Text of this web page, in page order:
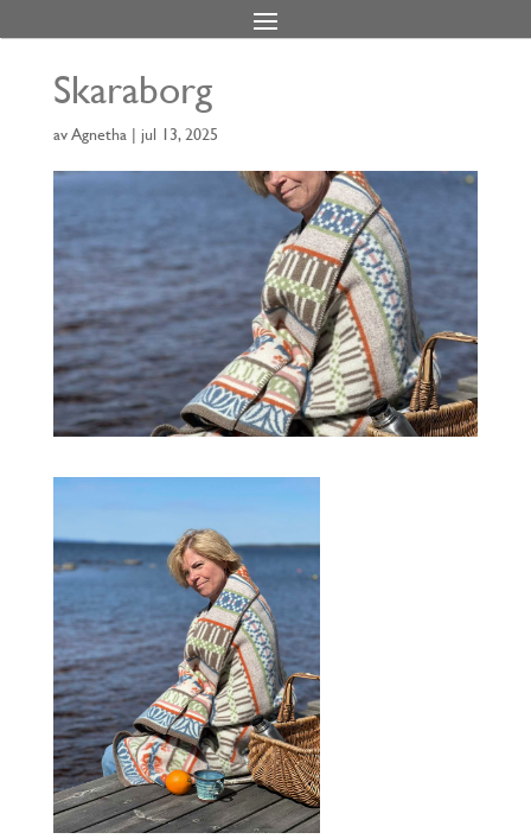
Skaraborg
avAgnetha | jul 13, 2025